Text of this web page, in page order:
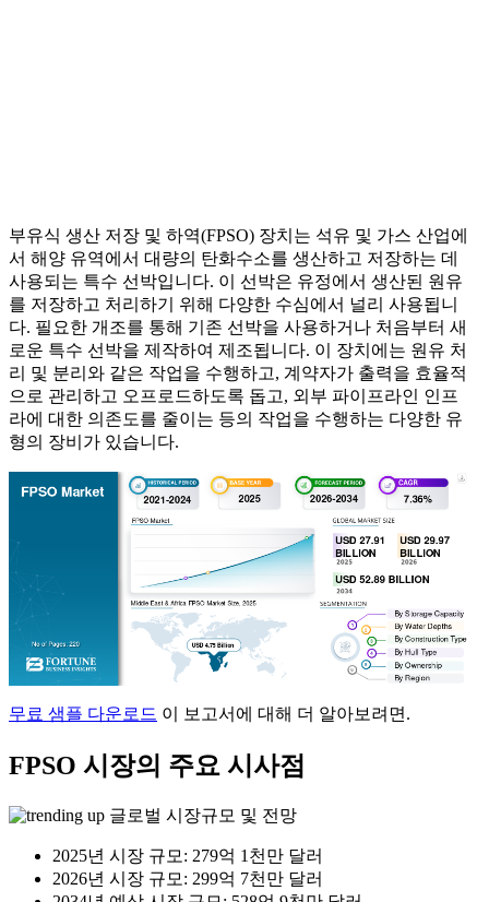
부유식 생산 저장 및 하역(FPSO) 장치는 석유 및 가스 산업에
서 해양 유역에서 대량의 탄화수소를 생산하고 저장하는 데
사용되는 특수 선박입니다. 이 선박은 유정에서 생산된 원유
를 저장하고 처리하기 위해 다양한 수심에서 널리 사용됩니
다. 필요한 개조를 통해 기존 선박을 사용하거나 처음부터 새
로운 특수 선박을 제작하여 제조됩니다. 이 장치에는 원유 처
리 및 분리와 같은 작업을 수행하고, 계약자가 출력을 효율적
으로 관리하고 오프로드하도록 돕고, 외부 파이프라인 인프
라에 대한 의존도를 줄이는 등의 작업을 수행하는 다양한 유
형의 장비가 있습니다.
무료 샘플 다운로드 이 보고서에 대해 더 알아보려면.
FPSO 시장의 주요 시사점
글로벌 시장규모 및 전망
2025년 시장 규모: 279억 1천만 달러
2026년 시장 규모: 299억 7천만 달러